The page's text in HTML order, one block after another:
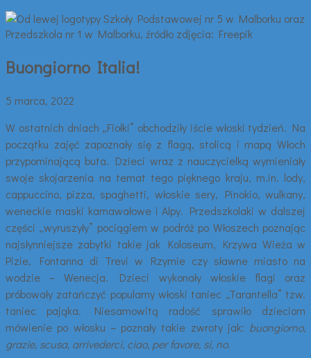
Buongiorno Italia!
5 marca, 2022
W ostatnich dniach „Fiołki” obchodziły iście włoski tydzień. Na
początku zajęć zapoznały się z flagą, stolicą i mapą Włoch
przypominającą buta. Dzieci wraz z nauczycielką wymieniały
swoje skojarzenia na temat tego pięknego kraju, m.in. lody,
cappuccino, pizza, spaghetti, włoskie sery, Pinokio, wulkany,
weneckie maski karnawałowe i Alpy. Przedszkolaki w dalszej
części „wyruszyły” pociągiem w podróż po Włoszech poznając
najsłynniejsze zabytki takie jak Koloseum, Krzywa Wieża w
Pizie, Fontanna di Trevi w Rzymie czy sławne miasto na
wodzie – Wenecja. Dzieci wykonały włoskie flagi oraz
próbowały zatańczyć popularny włoski taniec „Tarantella” tzw.
taniec pająka. Niesamowitą radość sprawiło dzieciom
mówienie po włosku – poznały takie zwroty jak: buongiorno,
grazie, scusa, arrivederci, ciao, per favore, si, no.